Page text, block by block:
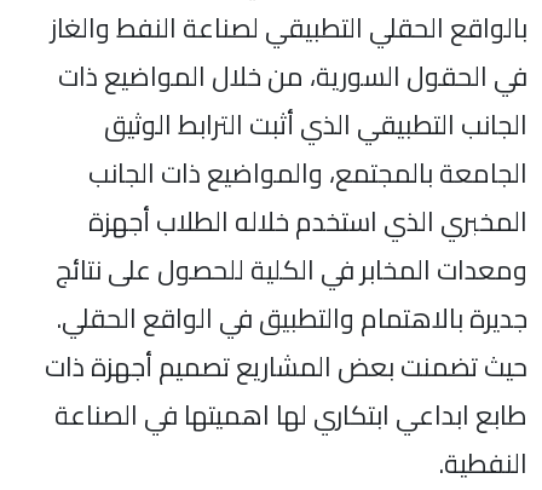
بالواقع الحقلي التطبيقي لصناعة النفط والغاز
في الحقول السورية، من خلال المواضيع ذات
الجانب التطبيقي الذي أثبت الترابط الوثيق
الجامعة بالمجتمع، والمواضيع ذات الجانب
المخبري الذي استخدم خلاله الطلاب أجهزة
ومعدات المخابر في الكلية للحصول على نتائج
جديرة بالاهتمام والتطبيق في الواقع الحقلي.
حيث تضمنت بعض المشاريع تصميم أجهزة ذات
طابع ابداعي ابتكاري لها اهميتها في الصناعة
النفطية.